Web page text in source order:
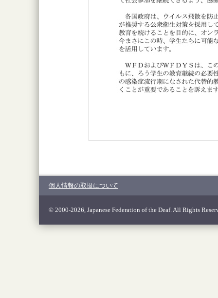
個人情報の取扱について
© 2000-2026, Japanese Federation of the Deaf. All Rights